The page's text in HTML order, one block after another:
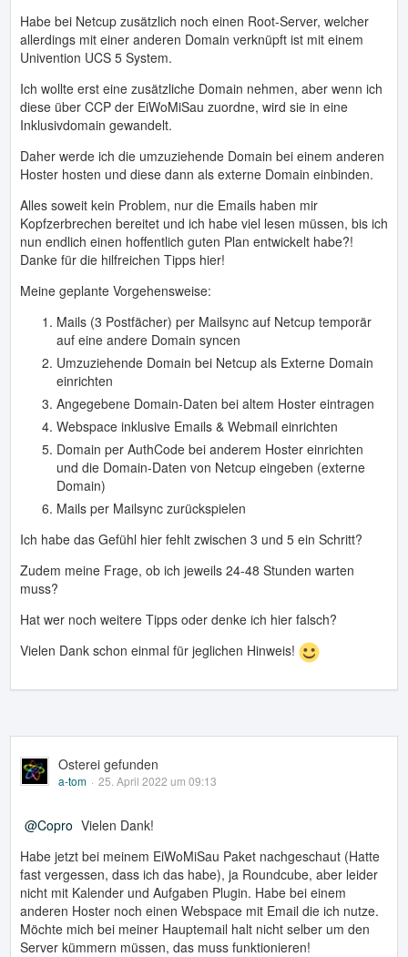
Habe bei Netcup zusätzlich noch einen Root-Server, welcher
allerdings mit einer anderen Domain verknüpft ist mit einem
Univention UCS 5 System.
Ich wollte erst eine zusätzliche Domain nehmen, aber wenn ich
diese über CCP der EiWoMiSau zuordne, wird sie in eine
Inklusivdomain gewandelt.
Daher werde ich die umzuziehende Domain bei einem anderen
Hoster hosten und diese dann als externe Domain einbinden.
Alles soweit kein Problem, nur die Emails haben mir
Kopfzerbrechen bereitet und ich habe viel lesen müssen, bis ich
nun endlich einen hoffentlich guten Plan entwickelt habe?!
Danke für die hilfreichen Tipps hier!
Meine geplante Vorgehensweise:
Mails (3 Postfächer) per Mailsync auf Netcup temporär
auf eine andere Domain syncen
Umzuziehende Domain bei Netcup als Externe Domain
einrichten
Angegebene Domain-Daten bei altem Hoster eintragen
Webspace inklusive Emails & Webmail einrichten
Domain per AuthCode bei anderem Hoster einrichten
und die Domain-Daten von Netcup eingeben (externe
Domain)
Mails per Mailsync zurückspielen
Ich habe das Gefühl hier fehlt zwischen 3 und 5 ein Schritt?
Zudem meine Frage, ob ich jeweils 24-48 Stunden warten
muss?
Hat wer noch weitere Tipps oder denke ich hier falsch?
Vielen Dank schon einmal für jeglichen Hinweis!
Osterei gefunden
a-tom 25. April 2022 um 09:13
Copro Vielen Dank!
Habe jetzt bei meinem EiWoMiSau Paket nachgeschaut (Hatte
fast vergessen, dass ich das habe), ja Roundcube, aber leider
nicht mit Kalender und Aufgaben Plugin. Habe bei einem
anderen Hoster noch einen Webspace mit Email die ich nutze.
Möchte mich bei meiner Hauptemail halt nicht selber um den
Server kümmern müssen, das muss funktionieren!